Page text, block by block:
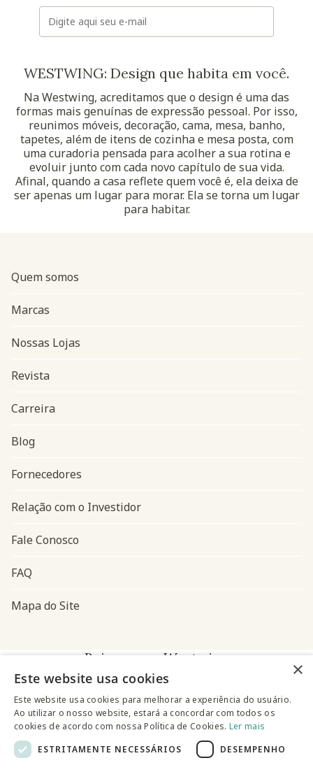
E-mail
WESTWING: Design que habita em você.
Na Westwing, acreditamos que o design é uma das
formas mais genuínas de expressão pessoal. Por isso,
reunimos móveis, decoração, cama, mesa, banho,
tapetes, além de itens de cozinha e mesa posta, com
uma curadoria pensada para acolher a sua rotina e
evoluir junto com cada novo capítulo de sua vida.
Afinal, quando a casa reflete quem você é, ela deixa de
ser apenas um lugar para morar. Ela se torna um lugar
para habitar.
Navegação do rodapé
Quem somos
Marcas
Nossas Lojas
Revista
Carreira
Blog
Fornecedores
Relação com o Investidor
Fale Conosco
FAQ
Mapa do Site
Baixe o app Westwing
×
Este website usa cookies
Este website usa cookies para melhorar a experiência do usuário.
Ao utilizar o nosso website, estará a concordar com todos os
cookies de acordo com nossa Política de Cookies. Ler mais
ESTRITAMENTE NECESSÁRIOS
DESEMPENHO